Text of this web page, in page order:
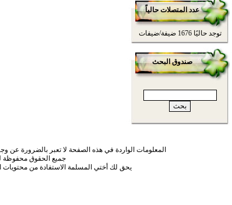
عدد المتصلات حالياً
توجد حاليًا 1676 ضيفة/ضيفات
صندوق البحث
المعلومات الواردة في هذه الصفحة لا تعبر بالضرورة عن
جميع الحقوق محفوظة
يحق لك أختي المسلمة الاستفادة من